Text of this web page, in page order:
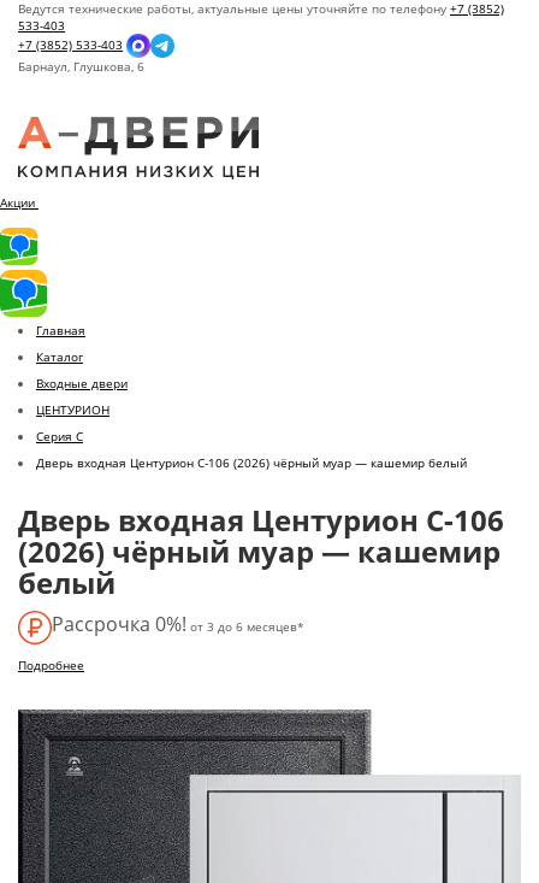
Ведутся технические работы, актуальные цены уточняйте по телефону +7 (3852)
533-403
+7 (3852) 533-403
Барнаул, Глушкова, 6
Акции
Главная
Каталог
Входные двери
ЦЕНТУРИОН
Серия C
Дверь входная Центурион C-106 (2026) чёрный муар — кашемир белый
Дверь входная Центурион C-106
(2026) чёрный муар — кашемир
белый
Рассрочка 0%! от 3 до 6 месяцев*
Подробнее